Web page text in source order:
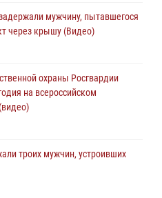
мужчину, пытавшегося
через крышу (Видео)
охраны Росгвардии
на всероссийском
троих мужчин, устроивших